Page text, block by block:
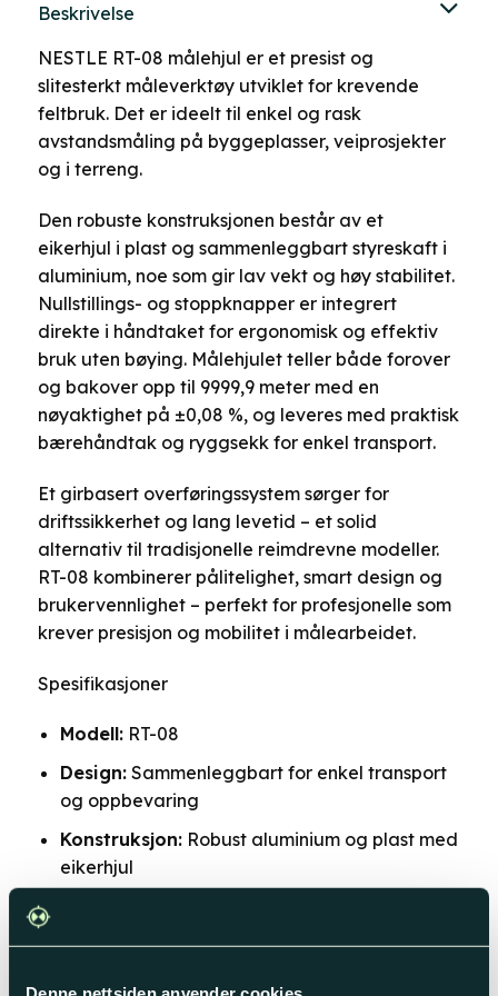
kan
velges
produktsiden
Beskrivelse
NESTLE RT-08 målehjul er et presist og
slitesterkt måleverktøy utviklet for krevende
feltbruk. Det er ideelt til enkel og rask
avstandsmåling på byggeplasser, veiprosjekter
og i terreng.
Den robuste konstruksjonen består av et
eikerhjul i plast og sammenleggbart styreskaft i
aluminium, noe som gir lav vekt og høy stabilitet.
Nullstillings- og stoppknapper er integrert
direkte i håndtaket for ergonomisk og effektiv
bruk uten bøying. Målehjulet teller både forover
og bakover opp til 9999,9 meter med en
nøyaktighet på ±0,08 %, og leveres med praktisk
bærehåndtak og ryggsekk for enkel transport.
Et girbasert overføringssystem sørger for
driftssikkerhet og lang levetid – et solid
alternativ til tradisjonelle reimdrevne modeller.
RT-08 kombinerer pålitelighet, smart design og
brukervennlighet – perfekt for profesjonelle som
krever presisjon og mobilitet i målearbeidet.
Spesifikasjoner
Modell: RT-08
Design: Sammenleggbart for enkel transport
og oppbevaring
Konstruksjon: Robust aluminium og plast med
eikerhjul
Hjuldiameter:318,5 mm
Hjulomkrets: